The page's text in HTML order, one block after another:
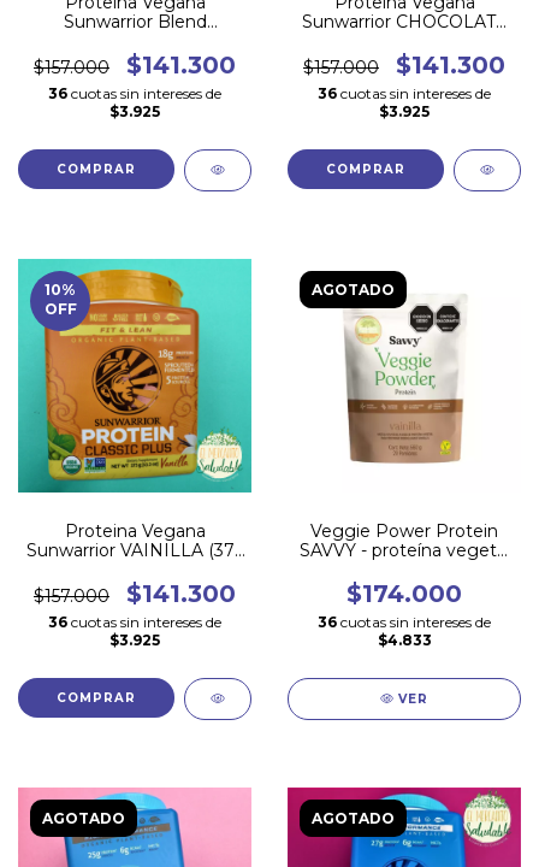
Sunwarrior Blend
porciones)
$157.000 $141.300
36 cuotas sin intereses de
$3.925
Sunwarrior CHOCOLATE
$157.000
$141.300
36 cuotas sin intereses de
$3.925
10%
OFF
Proteina Vegana
Sunwarrior VAINILLA (375
$157.000
$141.300
36 cuotas sin intereses de
$3.925
AGOTADO
Veggie Power Protein
SAVVY - proteína vegetal
NUEVA FORMULA**
$174.000
36 cuotas sin intereses de
$4.833
VER
AGOTADO AGOTADO